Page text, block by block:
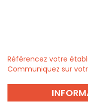
Référencez votre
Communiquez sur